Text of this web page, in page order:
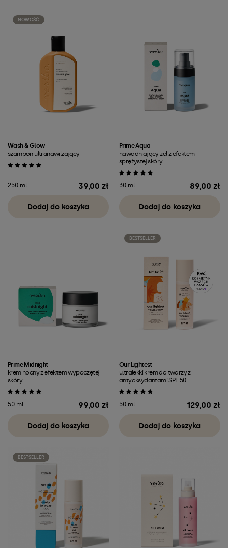
NOWOŚĆ
Wash & Glow
szampon ultranawilżający
250 ml 39,00 zł
Dodaj do koszyka
Prime Aqua
nawadniający żel z efektem
sprężystej skóry
30 ml 89,00 zł
Dodaj do koszyka
Prime Midnight
krem nocny z efektem wypoczętej
skóry
50 ml 99,00 zł
Dodaj do koszyka
BESTSELLER
Our Lightest
ultralekki krem do twarzy z
antyoksydantami SPF 50
50 ml 129,00 zł
Dodaj do koszyka
BESTSELLER